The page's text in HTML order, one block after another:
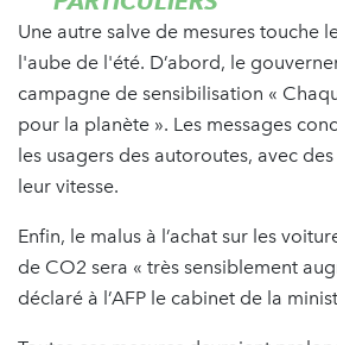
Une autre salve de mesures touche
l'aube de l'été. D’abord, le
campagne de sensibilisation «
pour la planète ». Les messages
les usagers des autoroutes, avec
leur vitesse.
Enfin, le malus à l’achat sur les
de CO2 sera « très sensiblement
déclaré à l’AFP le cabinet de la